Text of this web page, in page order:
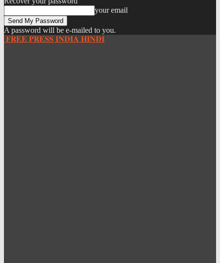
your email
A password will be e-mailed to you.
𝐅𝐑𝐄𝐄 𝐏𝐑𝐄𝐒𝐒 𝐈𝐍𝐃𝐈𝐀 𝐇𝐈𝐍𝐃𝐈